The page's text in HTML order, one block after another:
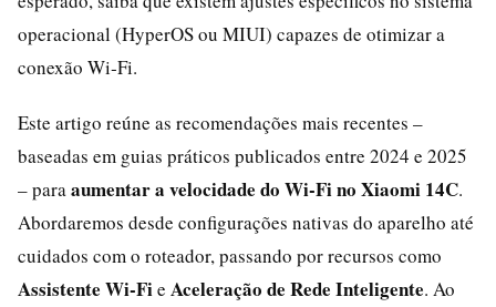
operacional (HyperOS ou MIUI) capazes de otimizar a
conexão Wi‑Fi.
Este artigo reúne as recomendações mais recentes –
baseadas em guias práticos publicados entre 2024 e 2025
– para aumentar a velocidade do Wi‑Fi no Xiaomi 14C.
Abordaremos desde configurações nativas do aparelho até
cuidados com o roteador, passando por recursos como
Assistente Wi‑Fie Aceleração de Rede Inteligente. Ao